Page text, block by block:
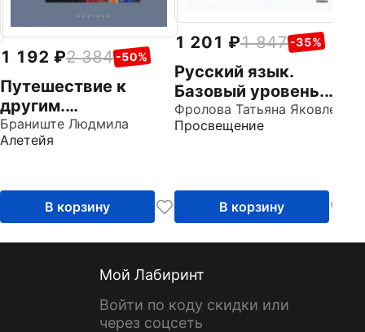
1 192 2 384 -50%
Путешествие к
другим.
Транскультурные
ценности и
Сборник научных
статей
Браниште Людмила
Алетейя
В корзину
1 201 1 847 -35%
Русский язык.
Базовый уровень.
Учебник для СПО.
Часть 2
Просвещение
В корзину
Мой Лабиринт
Войти по коду скидки или
через соцсеть